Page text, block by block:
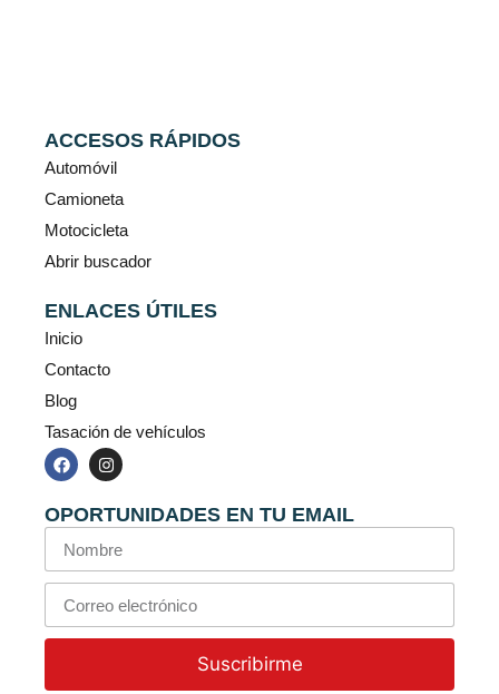
ACCESOS RÁPIDOS
Automóvil
Camioneta
Motocicleta
Abrir buscador
ENLACES ÚTILES
Inicio
Contacto
Blog
Tasación de vehículos
OPORTUNIDADES EN TU EMAIL
Suscribirme